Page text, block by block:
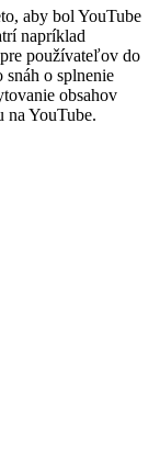
aby bol YouTube
napríklad
používateľov do
o splnenie
obsahov
YouTube.